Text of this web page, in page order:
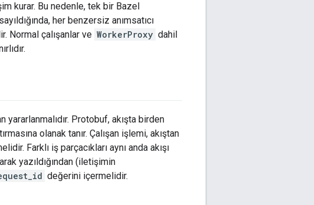
kurar. Bu nedenle, tek bir Bazel
her benzersiz anımsatıcı
Normal çalışanlar ve WorkerProxy dahil
yararlanmalıdır. Protobuf, akışta birden
olanak tanır. Çalışan işlemi, akıştan
Farklı iş parçacıkları aynı anda akışı
yazıldığından (iletişimin
değerini içermelidir.